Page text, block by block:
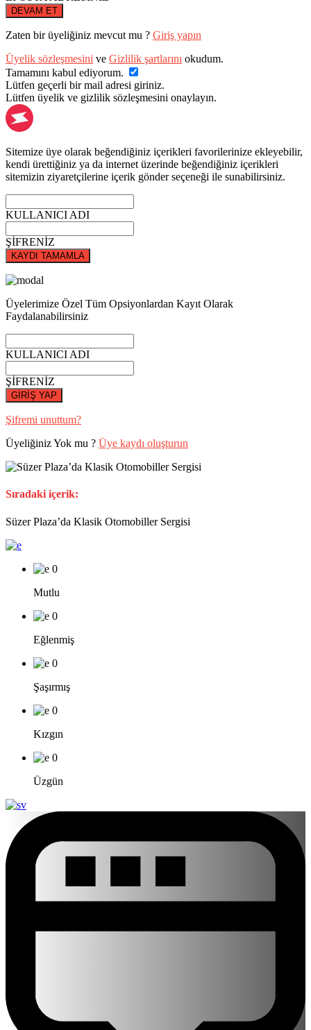
DEVAM ET
Zaten bir üyeliğiniz mevcut mu ? Giriş yapın
Üyelik sözleşmesini ve Gizlilik şartlarını okudum.
Tamamını kabul ediyorum.
Lütfen geçerli bir mail adresi giriniz.
Lütfen üyelik ve gizlilik sözleşmesini onaylayın.
Sitemize üye olarak beğendiğiniz içerikleri favorilerinize ekleyebilir,
kendi ürettiğiniz ya da internet üzerinde beğendiğiniz içerikleri
sitemizin ziyaretçilerine içerik gönder seçeneği ile sunabilirsiniz.
KULLANICI ADI
ŞİFRENİZ
KAYDI TAMAMLA
Üyelerimize Özel Tüm Opsiyonlardan Kayıt Olarak
Faydalanabilirsiniz
KULLANICI ADI
ŞİFRENİZ
GİRİŞ YAP
Şifremi unuttum?
Üyeliğiniz Yok mu ? Üye kaydı oluşturun
Sıradaki içerik:
Süzer Plaza’da Klasik Otomobiller Sergisi
0
Mutlu
0
Eğlenmiş
0
Şaşırmış
0
Kızgın
0
Üzgün